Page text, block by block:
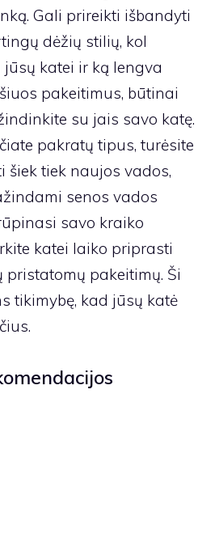
Gali prireikti išbandyti
dėžių stilių, kol
katei ir ką lengva
pakeitimus, būtinai
su jais savo katę.
pakratų tipus, turėsite
tiek naujos vados,
senos vados
savo kraiko
katei laiko priprasti
pristatomų pakeitimų. Ši
tikimybę, kad jūsų katė